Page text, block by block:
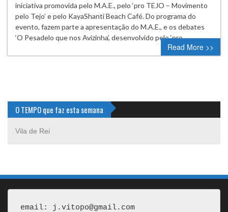
iniciativa promovida pelo M.A.E., pelo ‘pro TEJO – Movimento
pelo Tejo’ e pelo KayaShanti Beach Café. Do programa do
evento, fazem parte a apresentação do M.A.E., e os debates
‘O Pesadelo que nos Avizinha’, desenvolvido pelo ‘pro…
Read More >>
O TEMPO que faz esta semana
Vila de Rei
email: j.vitopo@gmail.com